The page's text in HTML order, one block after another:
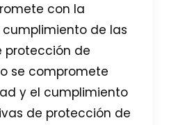
con la
de las
protección de
se compromete
y el cumplimiento
de protección de